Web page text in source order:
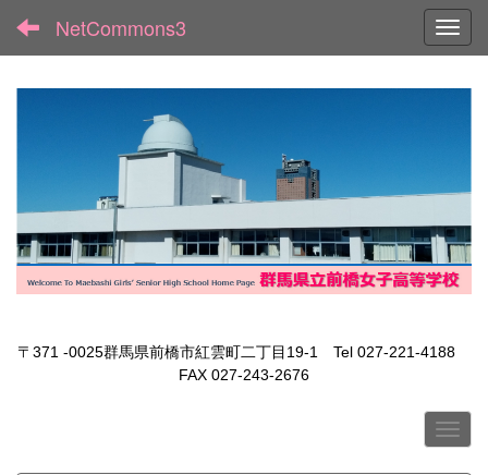
NetCommons3
〒371 -0025群馬県前橋市紅雲町二丁目19-1 Tel 027-221-4188
FAX 027-243-2676